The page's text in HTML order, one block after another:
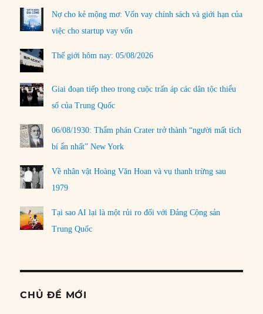
Nợ cho kẻ mộng mơ: Vốn vay chính sách và giới hạn của
việc cho startup vay vốn
Thế giới hôm nay: 05/08/2026
Giai đoạn tiếp theo trong cuộc trấn áp các dân tộc thiểu
số của Trung Quốc
06/08/1930: Thẩm phán Crater trở thành “người mất tích
bí ẩn nhất” New York
Về nhân vật Hoàng Văn Hoan và vụ thanh trừng sau
1979
Tại sao AI lại là một rủi ro đối với Đảng Cộng sản
Trung Quốc
CHỦ ĐỀ MỚI